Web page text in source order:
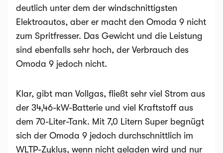
deutlich unter dem der windschnittigsten
Elektroautos, aber er macht den Omoda 9 nicht
zum Spritfresser. Das Gewicht und die Leistung
sind ebenfalls sehr hoch, der Verbrauch des
Omoda 9 jedoch nicht.
Klar, gibt man Vollgas, fließt sehr viel Strom aus
der 34,46-kW-Batterie und viel Kraftstoff aus
dem 70-Liter-Tank. Mit 7,0 Litern Super begnügt
sich der Omoda 9 jedoch durchschnittlich im
WLTP-Zyklus, wenn nicht geladen wird und nur